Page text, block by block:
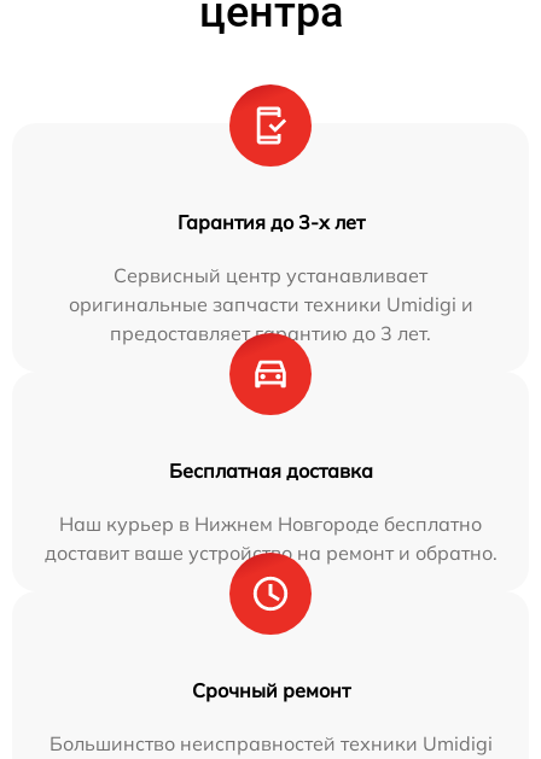
центра
Гарантия до 3-х лет
Сервисный центр устанавливает
оригинальные запчасти техники Umidigi и
предоставляет гарантию до 3 лет.
Бесплатная доставка
Наш курьер в Нижнем Новгороде бесплатно
доставит ваше устройство на ремонт и обратно.
Срочный ремонт
Большинство неисправностей техники Umidigi